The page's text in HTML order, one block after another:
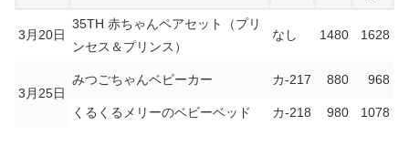
3月20日
35TH 赤ちゃんペアセット（プリ
ンセス＆プリンス）
なし 1480 1628
3月25日
みつごちゃんベビーカー カ-217 880 968
くるくるメリーのベビーベッド カ-218 980 1078